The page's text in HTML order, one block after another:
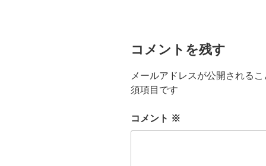
コメントを残す
メールアドレスが公開されるこ
須項目です
コメント ※